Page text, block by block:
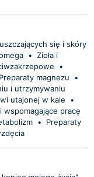
się i skóry
• Zioła i
•
Preparaty magnezu
•
i utrzymywaniu
utajonej w kale
•
wspomagające pracę
•
Preparaty